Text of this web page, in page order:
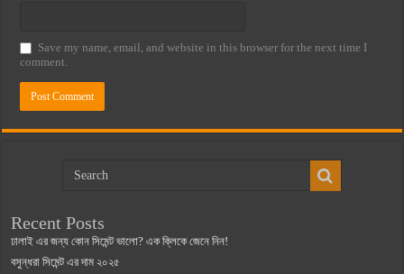
Save my name, email, and website in this browser for the next time I
comment.
Recent Posts
ঢালাই এর জন্য কোন সিমেন্ট ভালো? এক ক্লিকে জেনে নিন!
বসুন্ধরা সিমেন্ট এর দাম ২০২৫